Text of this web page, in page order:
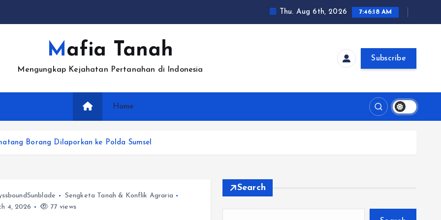
Thu. Aug 6th, 2026 7:46:19 AM
Mafia Tanah
Mengungkap Kejahatan Pertanahan di Indonesia
Subscribe
Home
Borang Dilaporkan ke Polda Sumsel
Sengketa Tanah & Konflik Agraria
4, 2026
77 views
Search